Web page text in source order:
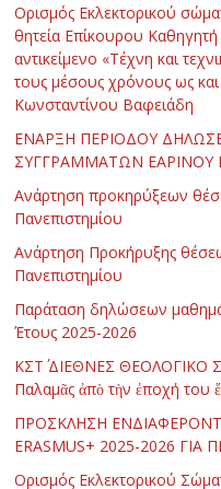
Ορισμός Εκλεκτορικού
θητεία Επίκουρου
αντικείμενο «Τέχνη και
τους μέσους χρόνους ως
Κωνσταντίνου Βαφειάδη
ΕΝΑΡΞΗ ΠΕΡΙΟΔΟΥ
ΣΥΓΓΡΑΜΜΑΤΩΝ ΕΑΡΙΝΟΥ
Ανάρτηση προκηρύξεων
Πανεπιστημίου
Ανάρτηση Προκήρυξης
Πανεπιστημίου
Παράταση δηλώσεων
Έτους 2025-2026
ΚΣΤ΄ ΔΙΕΘΝΕΣ ΘΕΟΛΟΓΙΚΟ
Παλαμᾶς ἀπὸ τὴν ἐποχή του
ΠΡΟΣΚΛΗΣΗ
ERASMUS+ 2025-2026 ΓΙΑ
Ορισμός Εκλεκτορικού